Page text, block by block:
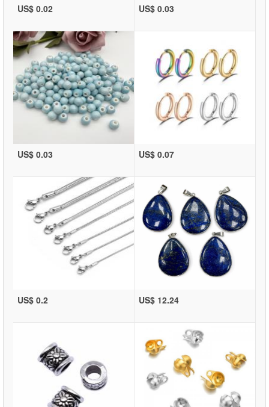
US$ 0.02 US$ 0.03
US$ 0.03 US$ 0.07
US$ 0.2 US$ 12.24